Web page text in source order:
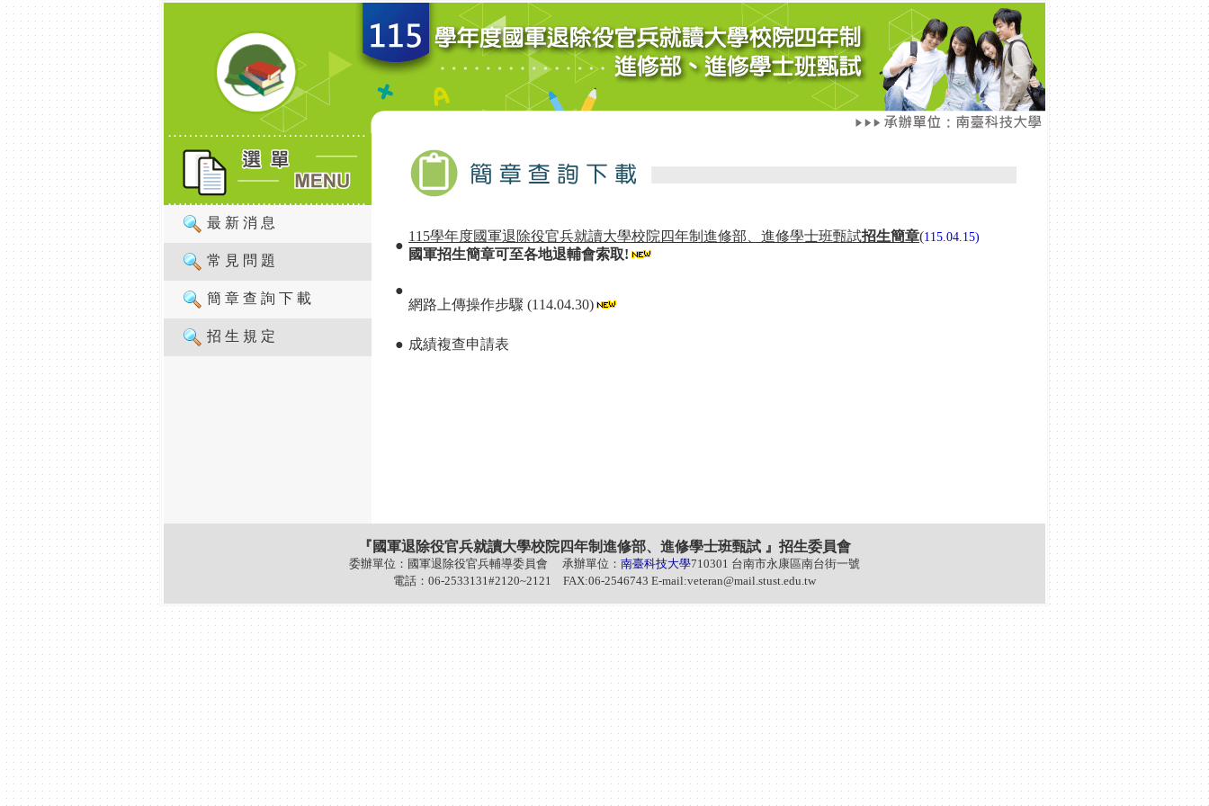
最 新 消 息
常 見 問 題
簡 章 查 詢 下 載
招 生 規 定
●
115學年度國軍退除役官兵就讀大學校院四年制進修部、進修學士班甄試招生簡章(115.04.15)
國軍招生簡章可至各地退輔會索取!
●
網路上傳操作步驟 (114.04.30)
● 成績複查申請表
『國軍退除役官兵就讀大學校院四年制進修部、進修學士班甄試 』招生委員會
委辦單位：國軍退除役官兵輔導委員會 承辦單位： 南臺科技大學710301 台南市永康區南台街一號
電話：06-2533131#2120~2121 FAX:06-2546743 E-mail:veteran@mail.stust.edu.tw